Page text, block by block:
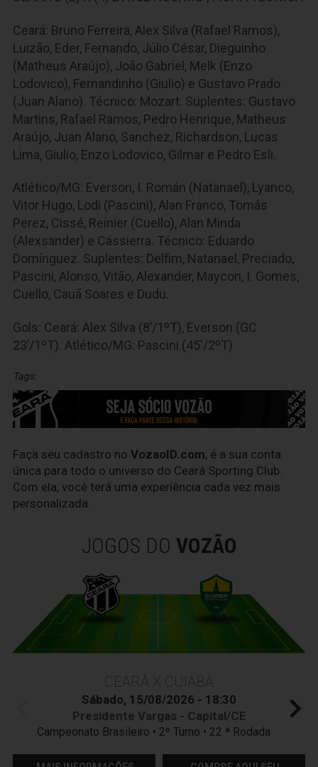
Ceará: Bruno Ferreira, Alex Silva (Rafael Ramos),
Luizão, Eder, Fernando, Júlio César, Dieguinho
(Matheus Araújo), João Gabriel, Melk (Enzo
Lodovico), Fernandinho (Giulio) e Gustavo Prado
(Juan Alano). Técnico: Mozart. Suplentes: Gustavo
Martins, Rafael Ramos, Pedro Henrique, Matheus
Araújo, Juan Alano, Sanchez, Richardson, Lucas
Lima, Giulio, Enzo Lodovico, Gilmar e Pedro Esli.
Atlético/MG: Everson, I. Román (Natanael), Lyanco,
Vitor Hugo, Lodi (Pascini), Alan Franco, Tomás
Perez, Cissé, Reinier (Cuello), Alan Minda
(Alexsander) e Cássierra. Técnico: Eduardo
Domínguez. Suplentes: Delfim, Natanael, Preciado,
Pascini, Alonso, Vitão, Alexander, Maycon, I. Gomes,
Cuello, Cauã Soares e Dudu.
Gols: Ceará: Alex Silva (8’/1ºT), Everson (GC
23’/1ºT). Atlético/MG: Pascini (45'/2ºT)
Tags:
Faça seu cadastro no VozaoID.com, é a sua conta
única para todo o universo do Ceará Sporting Club.
Com ela, você terá uma experiência cada vez mais
personalizada.
JOGOS DO VOZÃO
CEARÁ X CUIABÁ
Sábado, 15/08/2026 - 18:30
Presidente Vargas - Capital/CE
Campeonato Brasileiro • 2º Turno • 22 ª Rodada